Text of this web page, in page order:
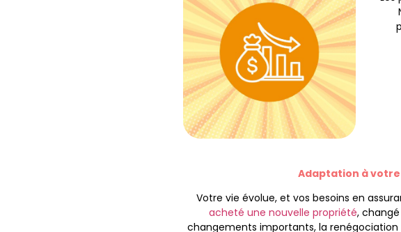
Adaptation à
Votre vie évolue, et vos besoins en
acheté une nouvelle propriété,
changements importants, la